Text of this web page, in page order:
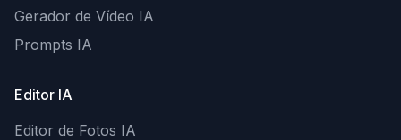
Gerador de Vídeo IA
Prompts IA
Editor IA
Editor de Fotos IA